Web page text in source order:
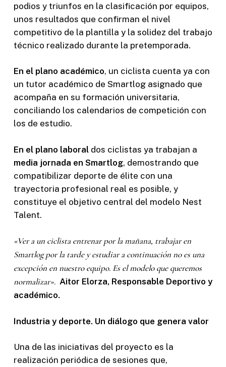
podios y triunfos en la clasificación por equipos,
unos resultados que confirman el nivel
competitivo de la plantilla y la solidez del trabajo
técnico realizado durante la pretemporada.
En el plano académico, un ciclista cuenta ya con
un tutor académico de Smartlog asignado que
acompaña en su formación universitaria,
conciliando los calendarios de competición con
los de estudio.
En el plano laboraldos ciclistas ya trabajan a
media jornada en Smartlog, demostrando que
compatibilizar deporte de élite con una
trayectoria profesional real es posible, y
constituye el objetivo central del modelo Nest
Talent.
«Ver a un ciclista entrenar por la mañana, trabajar en
Smartlog por la tarde y estudiar a continuación no es una
excepción en nuestro equipo. Es el modelo que queremos
normalizar».Aitor Elorza, Responsable Deportivo y
académico.
Industria y deporte. Un diálogo que genera valor
Una de las iniciativas del proyecto es la
realización periódica de sesiones que,